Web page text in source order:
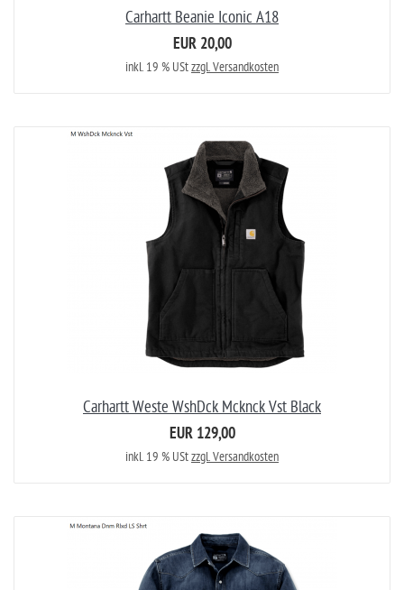
Carhartt Beanie Iconic A18
EUR 20,00
inkl. 19 % UStzzgl. Versandkosten
Carhartt Weste WshDck Mcknck Vst Black
EUR 129,00
inkl. 19 % UStzzgl. Versandkosten